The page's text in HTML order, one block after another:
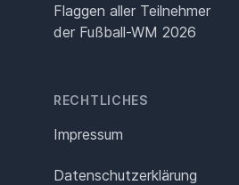
Flaggen aller Teilnehmer
der Fußball-WM 2026
RECHTLICHES
Impressum
Datenschutz­erklärung